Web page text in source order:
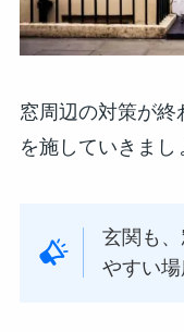
窓周辺の対策が終
を施していきまし
玄関も
やすい場